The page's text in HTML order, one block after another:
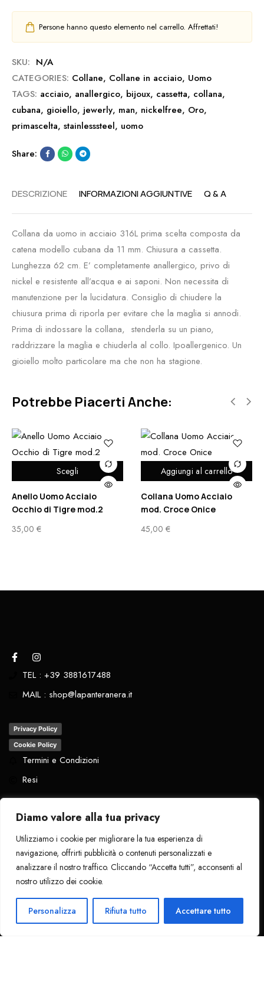
Diamo valore alla tua privacy
Utilizziamo i cookie per migliorare la tua esperienza di
navigazione, offrirti pubblicità o contenuti personalizzati e
analizzare il nostro traffico. Cliccando “Accetta tutti”, acconsenti al
nostro utilizzo dei cookie.
Personalizza Rifiuta tutto Accettare tutto
Persone hanno questo elemento nel carrello. Affrettati!
SKU: N/A
CATEGORIES: Collane, Collane in acciaio, Uomo
TAGS: acciaio, anallergico, bijoux, cassetta, collana,
cubana, gioiello, jewerly, man, nickelfree, Oro,
primascelta, stainlesssteel, uomo
Share:
DESCRIZIONE INFORMAZIONI AGGIUNTIVE Q & A
Collana da uomo in acciaio 316L prima scelta composta da
catena modello cubana da 11 mm. Chiusura a cassetta.
Lunghezza 62 cm. E’ completamente anallergico, privo di
nickel e resistente all’acqua e ai saponi. Non necessita di
manutenzione per la lucidatura. Consiglio di chiudere la
chiusura prima di riporla per evitare che la maglia si annodi.
Prima di indossare la collana, stenderla su un piano,
raddrizzare la maglia e chiuderla al collo. Ipoallergenico. Un
gioiello molto particolare ma che non ha stagione.
Potrebbe Piacerti Anche:
Scegli
Anello Uomo Acciaio
Occhio di Tigre mod.2
35,00 €
Aggiungi al carrello
Collana Uomo Acciaio
mod. Croce Onice
45,00 €
TEL : +39 3881617488
MAIL : shop@lapanteranera.it
Privacy Policy
Cookie Policy
Termini e Condizioni
Resi
Tutti i diritti riservati . 2024 - La Pantera
Nera